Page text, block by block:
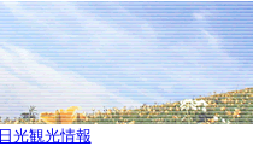
日光観光情報